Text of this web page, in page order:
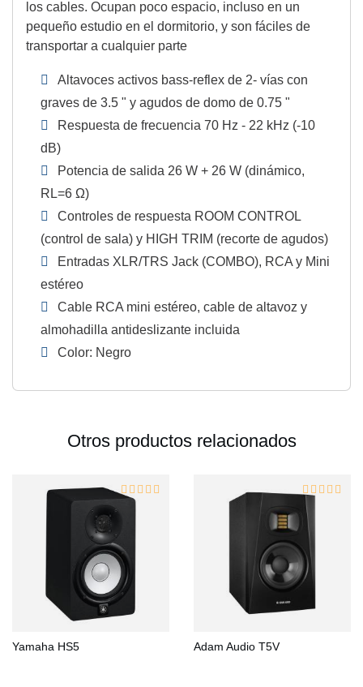
los cables. Ocupan poco espacio, incluso en un
pequeño estudio en el dormitorio, y son fáciles de
transportar a cualquier parte
Altavoces activos bass-reflex de 2- vías con
graves de 3.5 " y agudos de domo de 0.75 "
Respuesta de frecuencia 70 Hz - 22 kHz (-10
dB)
Potencia de salida 26 W + 26 W (dinámico,
RL=6 Ω)
Controles de respuesta ROOM CONTROL
(control de sala) y HIGH TRIM (recorte de agudos)
Entradas XLR/TRS Jack (COMBO), RCA y Mini
estéreo
Cable RCA mini estéreo, cable de altavoz y
almohadilla antideslizante incluida
Color: Negro
Otros productos relacionados
Yamaha HS5 Adam Audio T5V